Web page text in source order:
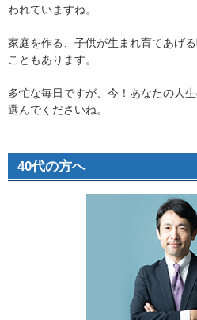
われていますね。
家庭を作る、子供が生まれ育てあげ
こともあります。
多忙な毎日ですが、今！あなたの人
選んでくださいね。
40代の方へ